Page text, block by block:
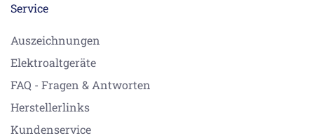
Service
Auszeichnungen
Elektroaltgeräte
FAQ - Fragen & Antworten
Herstellerlinks
Kundenservice